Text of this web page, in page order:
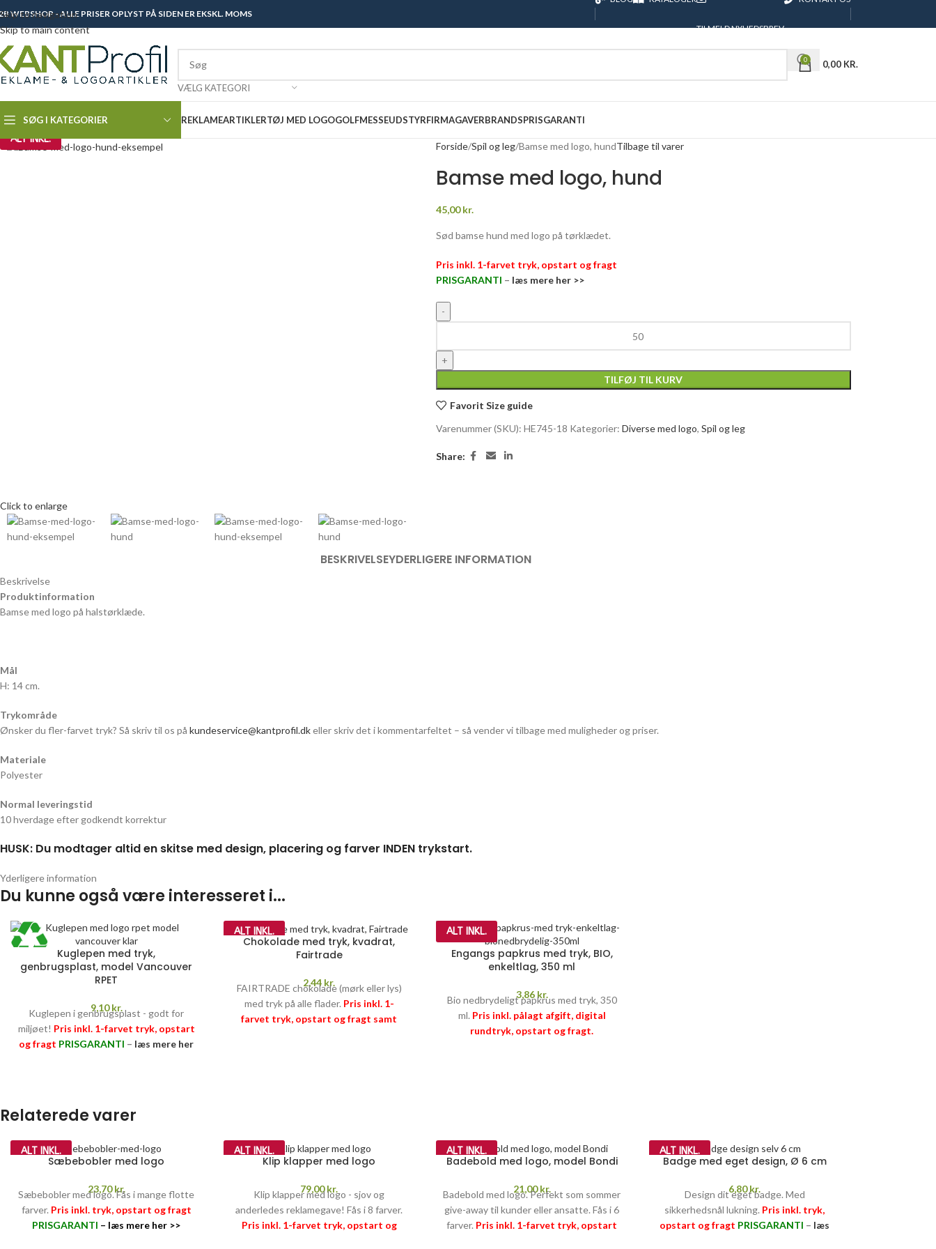
Skip to navigation
Skip to main content
WEBSHOP - ALLE PRISER OPLYST PÅ SIDEN ER EKSKL. MOMS
TILMELD NYHEDSBREV
VÆLG KATEGORI
0 0,00 KR.
SØG I KATEGORIER REKLAMEARTIKLERTØJ MED LOGOGOLFMESSEUDSTYRFIRMAGAVERBRANDSPRISGARANTI
Click to enlarge
ALT INKL.
Forside Spil og leg Bamse med logo, hundTilbage til varer
Bamse med logo, hund
45,00kr.
Sød bamse hund med logo på tørklædet.
Pris inkl. 1-farvet tryk, opstart og fragt
PRISGARANTI – læs mere her >>
TILFØJ TIL KURV
Favorit Size guide
Varenummer (SKU): HE745-18 Kategorier: Diverse med logo, Spil og leg
Share:
BESKRIVELSEYDERLIGERE INFORMATION
Beskrivelse
Produktinformation
Bamse med logo på halstørklæde.
Mål
H: 14 cm.
Trykområde
Ønsker du fler-farvet tryk? Så skriv til os på kundeservice@kantprofil.dkeller skriv det i kommentarfeltet – så vender vi tilbage med muligheder og priser.
Materiale
Polyester
Normal leveringstid
10 hverdage efter godkendt korrektur
HUSK: Du modtager altid en skitse med design, placering og farver INDEN trykstart.
Yderligere information
Du kunne også være interesseret i...
Kuglepen med tryk,
genbrugsplast, model Vancouver
RPET
9,10kr.
Kuglepen i genbrugsplast - godt for
miljøet! Pris inkl. 1-farvet tryk, opstart
og fragt PRISGARANTI – læs mere her
ALT INKL.
Chokolade med tryk, kvadrat,
Fairtrade
2,44 kr.
FAIRTRADE chokolade (mørk eller lys)
med tryk på alle flader. Pris inkl. 1-
farvet tryk, opstart og fragt samt
ALT INKL.
Engangs papkrus med tryk, BIO,
enkeltlag, 350 ml
3,86kr.
Bio nedbrydeligt papkrus med tryk, 350
ml. Pris inkl. pålagt afgift, digital
rundtryk, opstart og fragt.
Relaterede varer
ALT INKL.
Sæbebobler med logo
23,70kr.
Sæbebobler med logo. Fås i mange flotte
farver. Pris inkl. tryk, opstart og fragt
PRISGARANTI – læs mere her >>
ALT INKL.
Klip klapper med logo
79,00kr.
Klip klapper med logo - sjov og
anderledes reklamegave! Fås i 8 farver.
Pris inkl. 1-farvet tryk, opstart og
ALT INKL.
Badebold med logo, model Bondi
21,00kr.
Badebold med logo. Perfekt som sommer
give-away til kunder eller ansatte. Fås i 6
farver. Pris inkl. 1-farvet tryk, opstart
ALT INKL.
Badge med eget design, Ø 6 cm
6,80kr.
Design dit eget badge. Med
sikkerhedsnål lukning. Pris inkl. tryk,
opstart og fragt PRISGARANTI – læs